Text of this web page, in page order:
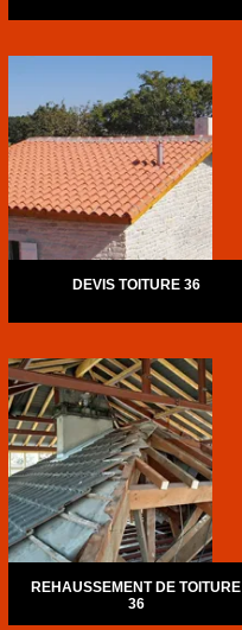
DEVIS TOITURE 36
REHAUSSEMENT DE TOITURE
36